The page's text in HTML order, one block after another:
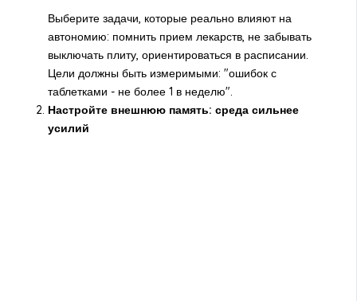
Выберите задачи, которые реально влияют на
автономию: помнить прием лекарств, не забывать
выключать плиту, ориентироваться в расписании.
Цели должны быть измеримыми: "ошибок с
таблетками - не более 1 в неделю".
Настройте внешнюю память: среда сильнее
усилий